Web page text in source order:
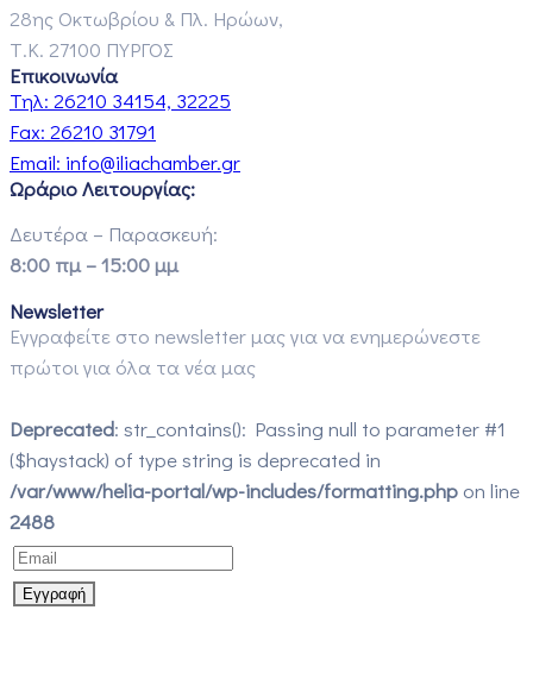
28ης Οκτωβρίου & Πλ. Ηρώων,
Τ.Κ. 27100 ΠΥΡΓΟΣ
Επικοινωνία
Τηλ: 26210 34154, 32225
Fax: 26210 31791
Email: info@iliachamber.gr
Ωράριο Λειτουργίας:
Δευτέρα – Παρασκευή:
8:00 πμ – 15:00 μμ
Newsletter
Εγγραφείτε στο newsletter μας για να ενημερώνεστε
πρώτοι για όλα τα νέα μας
Deprecated: str_contains(): Passing null to parameter #1
($haystack) of type string is deprecated in
/var/www/helia-portal/wp-includes/formatting.php on line
2488